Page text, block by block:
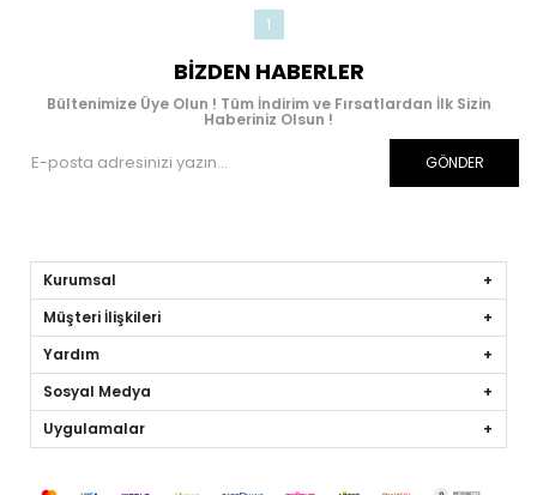
1
BIZDEN HABERLER
Bültenimize Üye Olun ! Tüm İndirim ve Fırsatlardan İlk Sizin
Haberiniz Olsun !
GÖNDER
Kurumsal
Müşteri İlişkileri
Yardım
Sosyal Medya
Uygulamalar